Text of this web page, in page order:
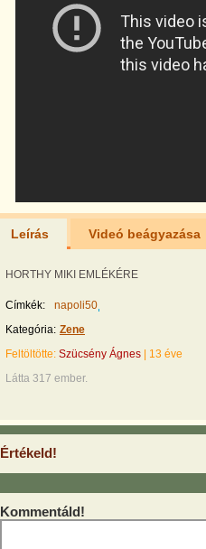
Leírás Videó beágyazása
HORTHY MIKI EMLÉKÉRE
Címkék:
napoli50
Kategória: Zene
Feltöltötte: Szücsény Ágnes
13 éve
Látta 317 ember.
Értékeld!
Kommentáld!